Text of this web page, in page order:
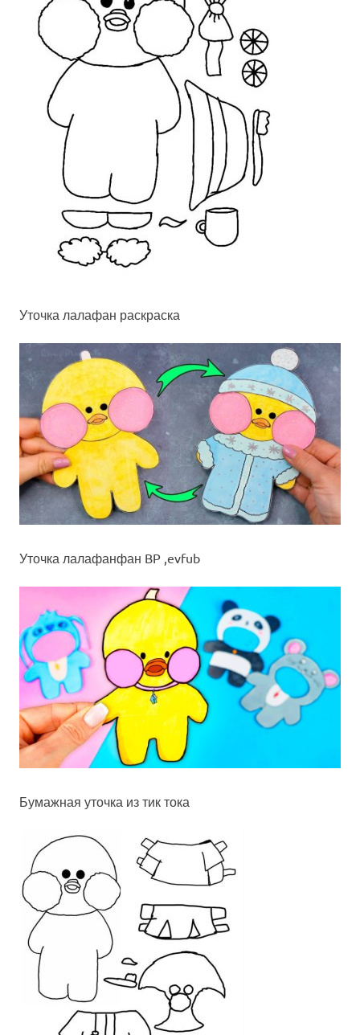
Уточка лалафан раскраска
Уточка лалафанфан BP ,evfub
Бумажная уточка из тик тока